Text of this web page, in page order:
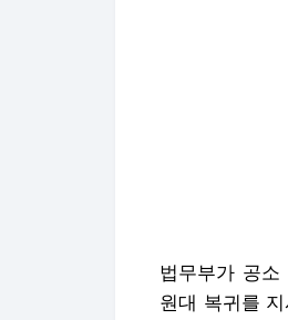
법무부가 공
원대 복귀를